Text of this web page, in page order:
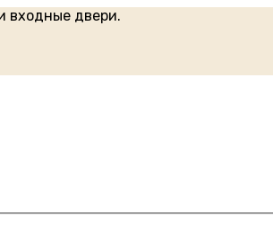
входные двери.